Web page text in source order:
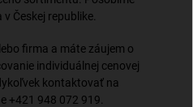
Českej republike.
firma a máte záujem o
individuálnej cenovej
kontaktovať na
+421 948 072 919